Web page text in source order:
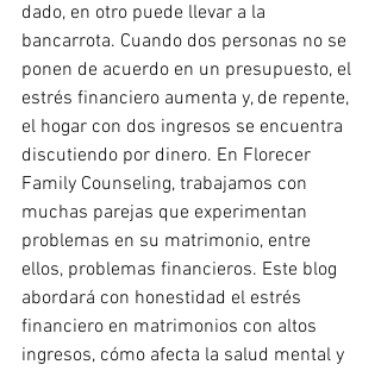
dado, en otro puede llevar a la
bancarrota. Cuando dos personas no se
ponen de acuerdo en un presupuesto, el
estrés financiero aumenta y, de repente,
el hogar con dos ingresos se encuentra
discutiendo por dinero. En Florecer
Family Counseling, trabajamos con
muchas parejas que experimentan
problemas en su matrimonio, entre
ellos, problemas financieros. Este blog
abordará con honestidad el estrés
financiero en matrimonios con altos
ingresos, cómo afecta la salud mental y